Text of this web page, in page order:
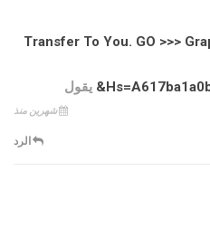
Transfer To You. GO >>>
يقول
شهرين منذ
الرد